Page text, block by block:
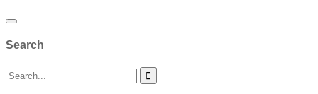
Search